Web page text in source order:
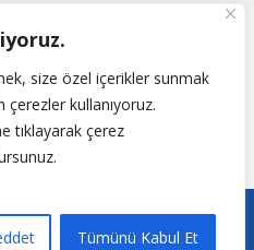
size özel içerikler sunmak
kullanıyoruz.
tıklayarak çerez
Tümünü Kabul Et